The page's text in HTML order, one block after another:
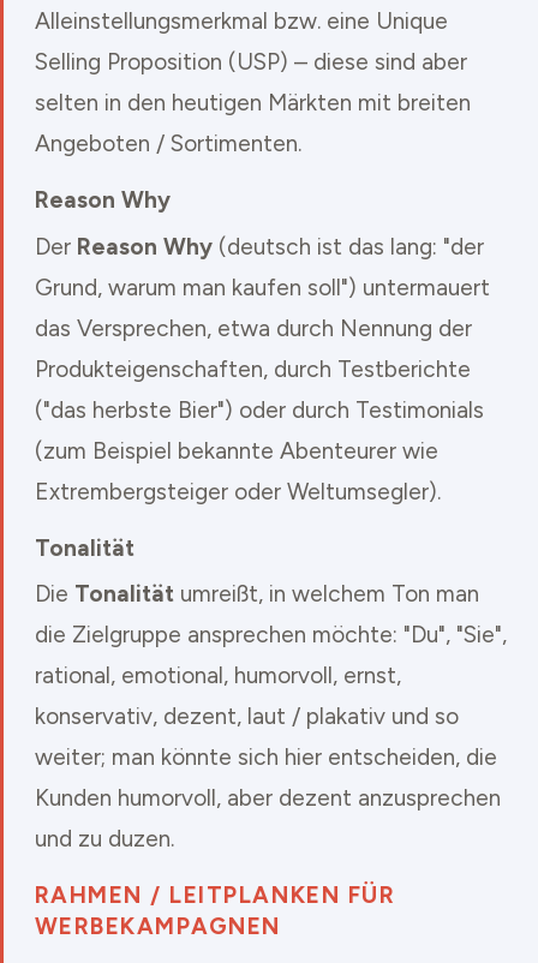
Alleinstellungsmerkmal bzw. eine Unique
Selling Proposition (USP) – diese sind aber
selten in den heutigen Märkten mit breiten
Angeboten / Sortimenten.
Reason Why
Der Reason Why(deutsch ist das lang: "der
Grund, warum man kaufen soll") untermauert
das Versprechen, etwa durch Nennung der
Produkteigenschaften, durch Testberichte
("das herbste Bier") oder durch Testimonials
(zum Beispiel bekannte Abenteurer wie
Extrembergsteiger oder Weltumsegler).
Tonalität
Die Tonalitätumreißt, in welchem Ton man
die Zielgruppe ansprechen möchte: "Du", "Sie",
rational, emotional, humorvoll, ernst,
konservativ, dezent, laut / plakativ und so
weiter; man könnte sich hier entscheiden, die
Kunden humorvoll, aber dezent anzusprechen
und zu duzen.
RAHMEN / LEITPLANKEN FÜR
WERBEKAMPAGNEN